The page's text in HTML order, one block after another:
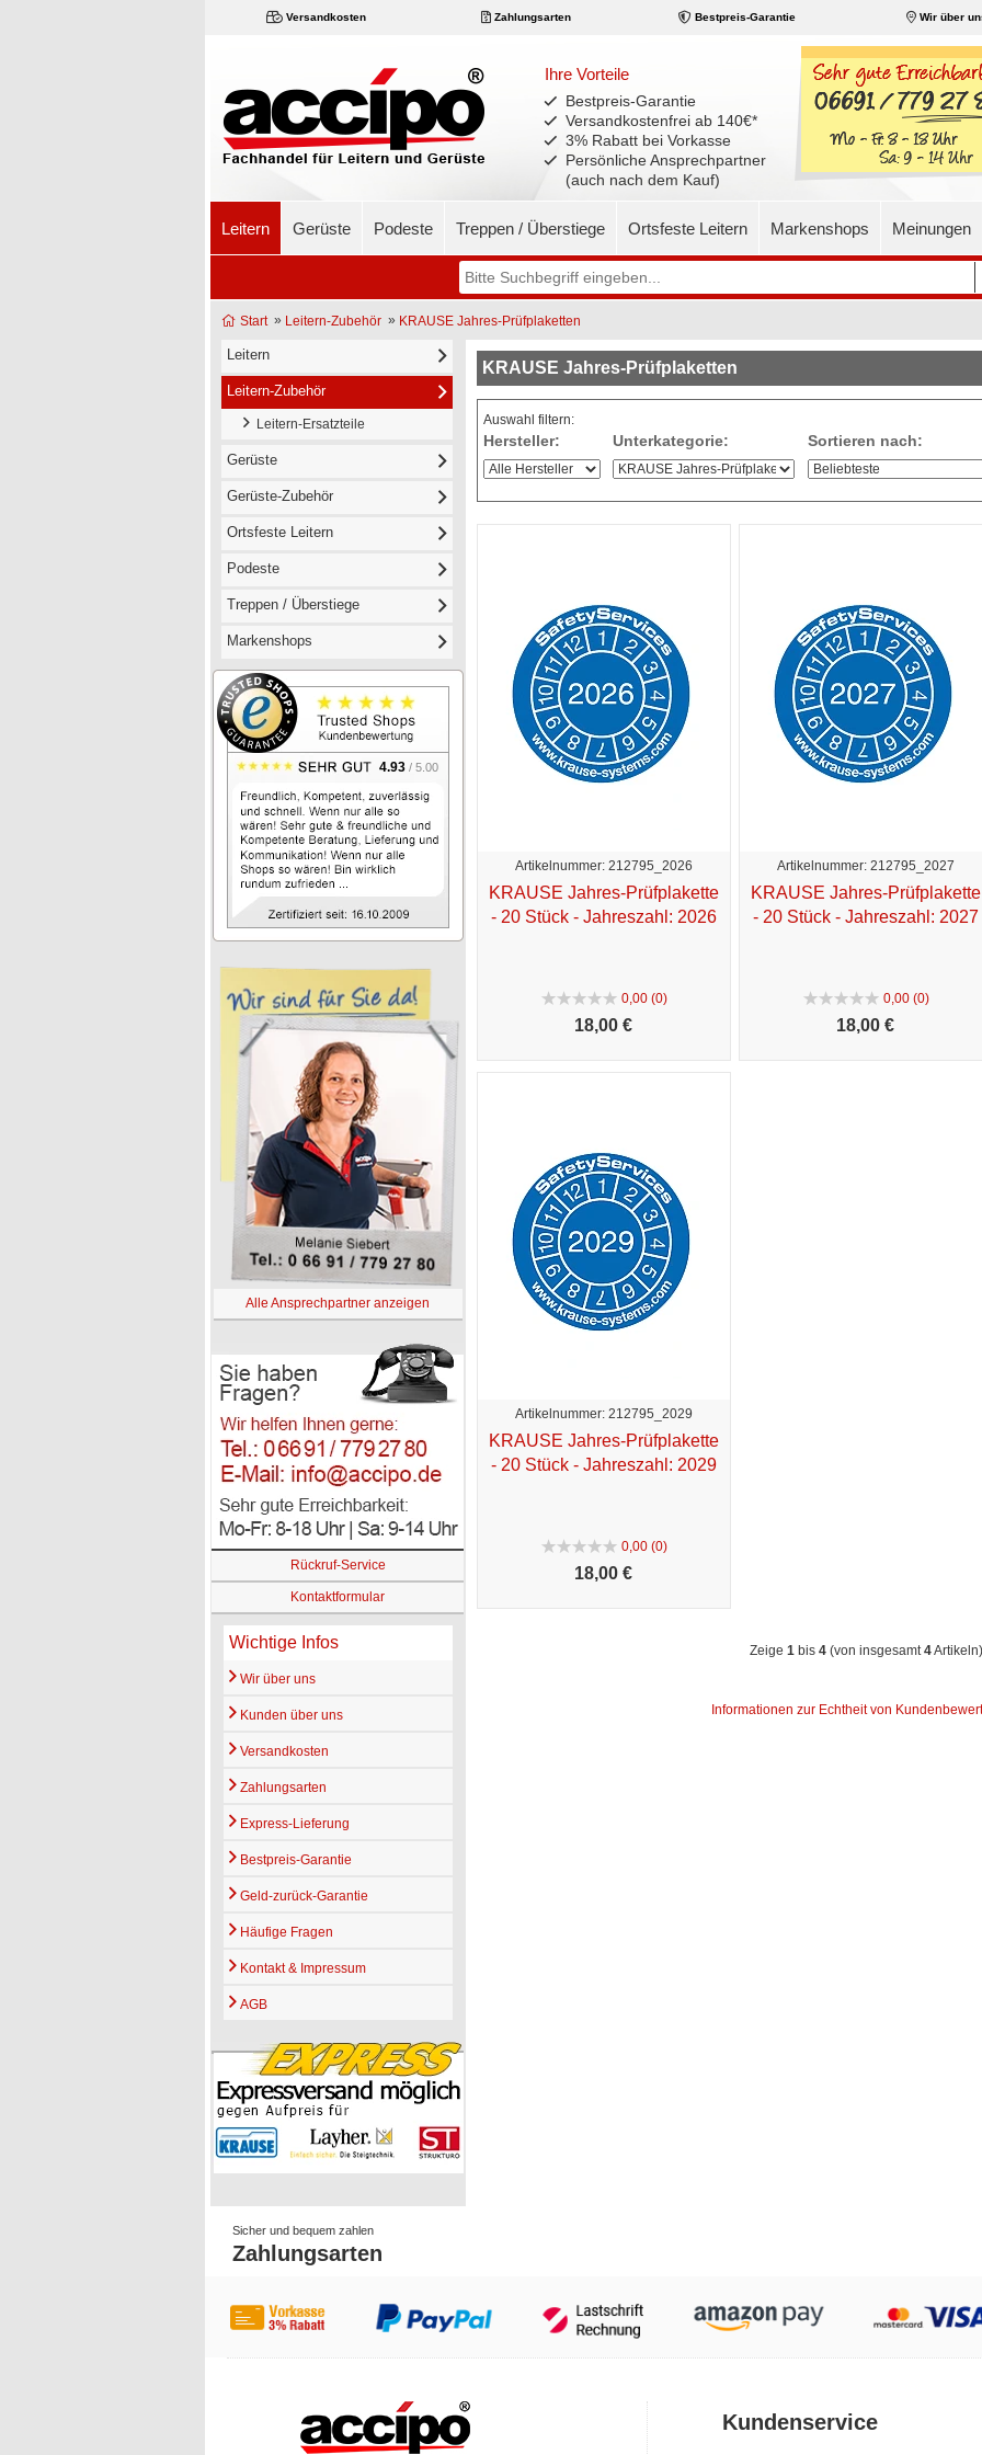
Versandkosten Zahlungsarten Bestpreis-Garantie Wir über
Ihre Vorteile
Bestpreis-Garantie
Versandkostenfrei ab 140€*
3% Rabatt bei Vorkasse
Persönliche Ansprechpartner
(auch nach dem Kauf)
Leitern Gerüste Podeste Treppen / Überstiege Ortsfeste Leitern Markenshops Meinungen
Start» Leitern-Zubehör » KRAUSE Jahres-Prüfplaketten
Leitern
Leitern-Zubehör
Leitern-Ersatzteile
Gerüste
Gerüste-Zubehör
Ortsfeste Leitern
Podeste
Treppen / Überstiege
Markenshops
4.93 / 5.00
Alle Ansprechpartner anzeigen
Rückruf-Service
Kontaktformular
Wichtige Infos
Wir über uns
Kunden über uns
Versandkosten
Zahlungsarten
Express-Lieferung
Bestpreis-Garantie
Geld-zurück-Garantie
Häufige Fragen
Kontakt & Impressum
AGB
KRAUSE Jahres-Prüfplaketten
Auswahl filtern:
Hersteller: Unterkategorie: Sortieren nach:
Artikelnummer: 212795_2026
KRAUSE Jahres-Prüfplakette
- 20 Stück - Jahreszahl: 2026
0,00 (0)
18,00 €
Artikelnummer: 212795_2027
KRAUSE Jahres-Prüfplakette
- 20 Stück - Jahreszahl: 2027
0,00 (0)
18,00 €
Artikelnummer: 212795_2029
KRAUSE Jahres-Prüfplakette
- 20 Stück - Jahreszahl: 2029
0,00 (0)
18,00 €
Zeige1 bis4 (von insgesamt4Artikeln)
Informationen zur Echtheit von
Sicher und bequem zahlen
Zahlungsarten
Kundenservice